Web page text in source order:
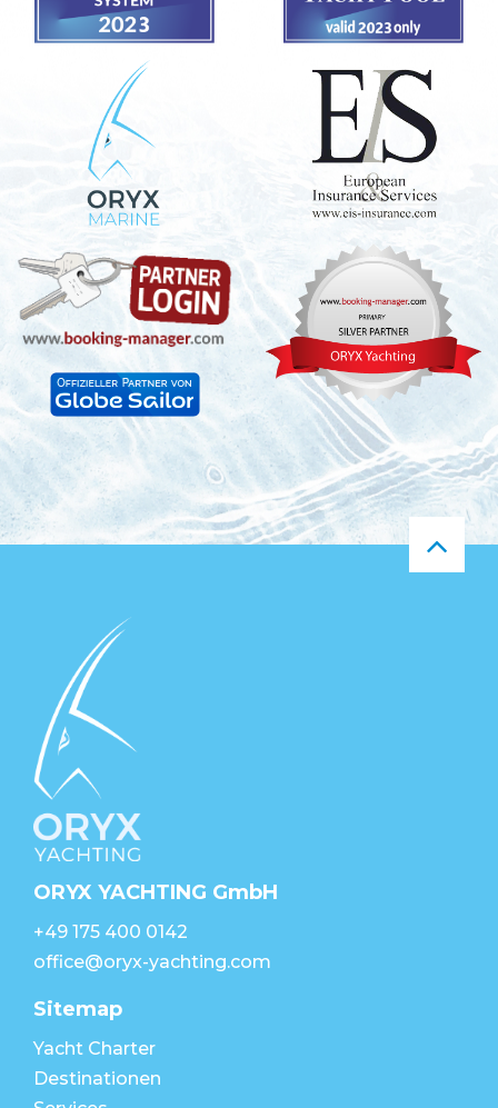
ORYX YACHTING GmbH
+49 175 400 0142
office@oryx-yachting.com
Sitemap
Yacht Charter
Destinationen